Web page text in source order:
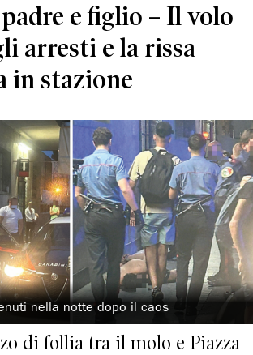
e figlio – Il volo
arresti e la rissa
in stazione
nella notte dopo il caos
di follia tra il molo e Piazza